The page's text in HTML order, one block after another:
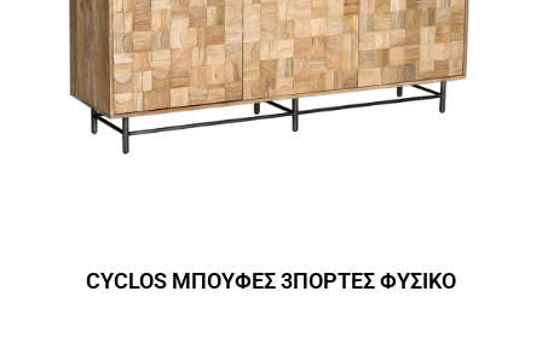
CYCLOS ΜΠΟΥΦΕΣ 3ΠΟΡΤΕΣ ΦΥΣΙΚΟ